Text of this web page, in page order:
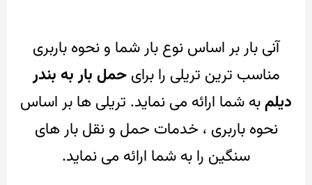
آنی بار بر اساس نوع بار شما و نحوه باربری
مناسب ترین تریلی را برایحمل بار به بندر
دیلمبه شما ارائه می نماید. تریلی ها بر اساس
نحوه باربری ، خدمات حمل و نقل بار های
سنگین را به شما ارائه می نماید.